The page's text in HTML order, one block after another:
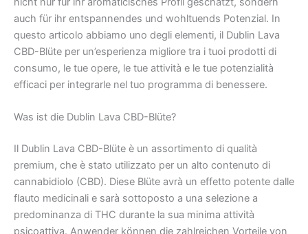
auch für ihr entspannendes und wohltuends Potenzial. In
questo articolo abbiamo uno degli elementi, il Dublin Lava
CBD-Blüte per un’esperienza migliore tra i tuoi prodotti di
consumo, le tue opere, le tue attività e le tue potenzialità
efficaci per integrarle nel tuo programma di benessere.
Was ist die Dublin Lava CBD-Blüte?
Il Dublin Lava CBD-Blüte è un assortimento di qualità
premium, che è stato utilizzato per un alto contenuto di
cannabidiolo (CBD). Diese Blüte avrà un effetto potente dalle
flauto medicinali e sarà sottoposto a una selezione a
predominanza di THC durante la sua minima attività
psicoattiva. Anwender können die zahlreichen Vorteile von